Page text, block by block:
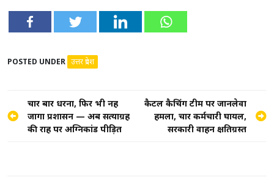
POSTED UNDER उत्तर प्रदेश
Post
navigation
चार बार धरना, फिर भी नहीं
जागा प्रशासन — अब सत्याग्रह
की राह पर अग्निकांड पीड़ित
कैटल कैचिंग टीम पर जानलेवा
हमला, चार कर्मचारी घायल,
सरकारी वाहन क्षतिग्रस्त